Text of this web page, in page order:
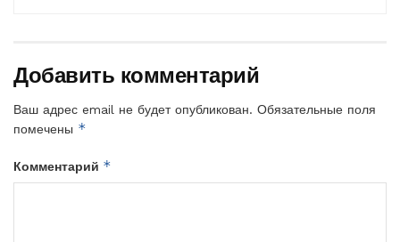
Добавить комментарий
Ваш адрес email не будет опубликован. Обязательные поля
помечены *
Комментарий *